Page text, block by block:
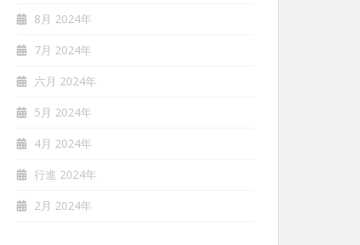
8月 2024年
7月 2024年
六月 2024年
5月 2024年
4月 2024年
行進 2024年
2月 2024年